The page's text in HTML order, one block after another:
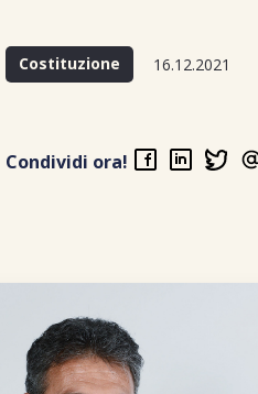
Costituzione 16.12.2021
Condividi ora!